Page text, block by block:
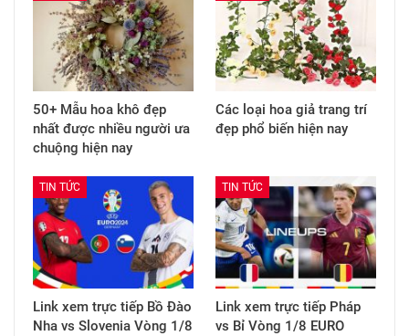
50+ Mẫu hoa khô đẹp
nhất được nhiều người ưa
chuộng hiện nay
Các loại hoa giả trang trí
đẹp phổ biến hiện nay
TIN TỨC
Link xem trực tiếp Bồ Đào
Nha vs Slovenia Vòng 1/8
TIN TỨC
Link xem trực tiếp Pháp
vs Bỉ Vòng 1/8 EURO